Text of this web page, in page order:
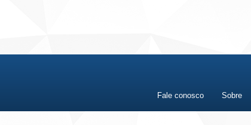
Fale conosco Sobre